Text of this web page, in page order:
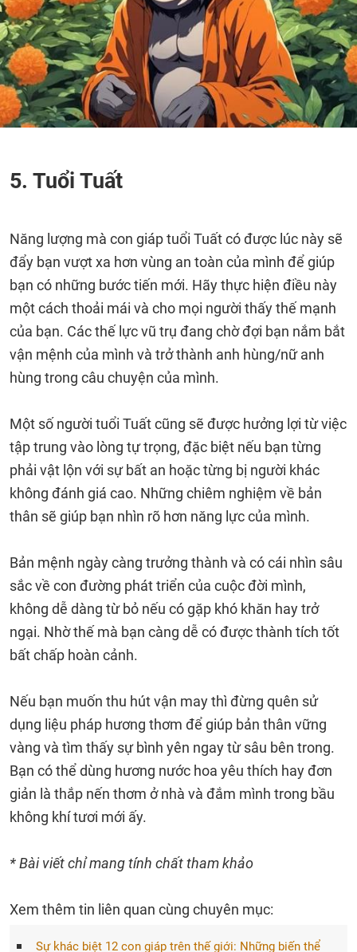
5. Tuổi Tuất
Năng lượng mà con giáp tuổi Tuất có được lúc này sẽ
đẩy bạn vượt xa hơn vùng an toàn của mình để giúp
bạn có những bước tiến mới. Hãy thực hiện điều này
một cách thoải mái và cho mọi người thấy thế mạnh
của bạn. Các thế lực vũ trụ đang chờ đợi bạn nắm bắt
vận mệnh của mình và trở thành anh hùng/nữ anh
hùng trong câu chuyện của mình.
Một số người tuổi Tuất cũng sẽ được hưởng lợi từ việc
tập trung vào lòng tự trọng, đặc biệt nếu bạn từng
phải vật lộn với sự bất an hoặc từng bị người khác
không đánh giá cao. Những chiêm nghiệm về bản
thân sẽ giúp bạn nhìn rõ hơn năng lực của mình.
Bản mệnh ngày càng trưởng thành và có cái nhìn sâu
sắc về con đường phát triển của cuộc đời mình,
không dễ dàng từ bỏ nếu có gặp khó khăn hay trở
ngại. Nhờ thế mà bạn càng dễ có được thành tích tốt
bất chấp hoàn cảnh.
Nếu bạn muốn thu hút vận may thì đừng quên sử
dụng liệu pháp hương thơm để giúp bản thân vững
vàng và tìm thấy sự bình yên ngay từ sâu bên trong.
Bạn có thể dùng hương nước hoa yêu thích hay đơn
giản là thắp nến thơm ở nhà và đắm mình trong bầu
không khí tươi mới ấy.
* Bài viết chỉ mang tính chất tham khảo
Xem thêm tin liên quan cùng chuyên mục:
Sự khác biệt 12 con giáp trên thế giới: Những biến thể